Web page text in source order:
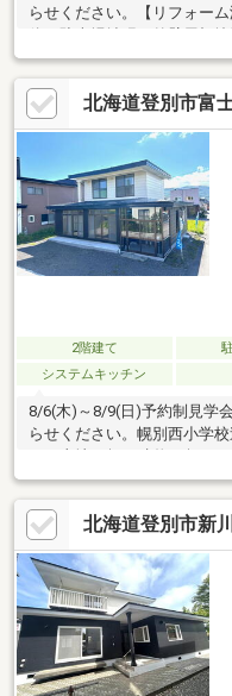
らせください。【リフォー
床張り替え、クロス張替え
【おすすめポイント】●雨漏
食、給排水管の故障や漏水
済額や融資可能額など、お
ローンが初めての方でもお
設】●小学校：登別市立登
学校：登別市立登別中学校
北海道登別市富
2階建て
システムキッチン
8/6(木)～8/9(日)予約制見学
らせください。幌別西小学
した。駐車場が広いので、
るスペースもあります。充
すすめポイント】・雨漏り
給排水管の故障や漏水につ
や融資可能額など、お客様
ンが初めての方でもお気軽
車可能です。【リフォー
北海道登別市新